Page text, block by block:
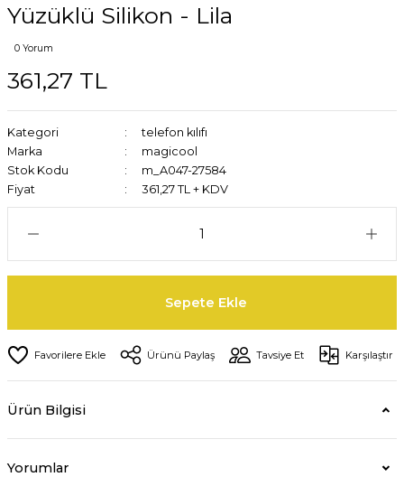
Yüzüklü Silikon - Lila
0 Yorum
361,27 TL
Kategori
telefon kılıfı
Marka
magicool
Stok Kodu
m_A047-27584
Fiyat
361,27 TL + KDV
Sepete Ekle
Ürünü Paylaş Tavsiye Et Karşılaştır
Ürün Bilgisi
Yorumlar